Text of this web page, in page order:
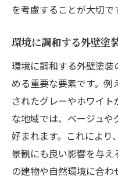
外壁塗装の重
外壁塗装の意味と
外壁塗装の持
外壁塗装の重
外壁塗装の意
外壁塗装が持
外壁塗装の価
外壁塗装の意
を考慮することが大切で
環境に調和する外壁塗
環境に調和する外壁塗
める重要な要素です。
されたグレーやホワイ
な地域では、ベージュや
好まれます。これにより
景観にも良い影響を与
の建物や自然環境に合